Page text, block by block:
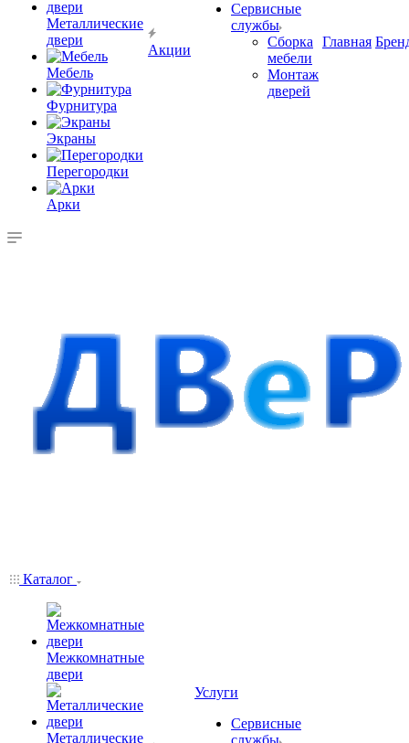
Металлические
двери
Мебель
Фурнитура
Экраны
Перегородки
Арки
Акции
Сервисные
службы
Сборка
мебели
Монтаж
дверей
Главная
Каталог
Межкомнатные
двери
Металлические
Услуги
Сервисные
службы